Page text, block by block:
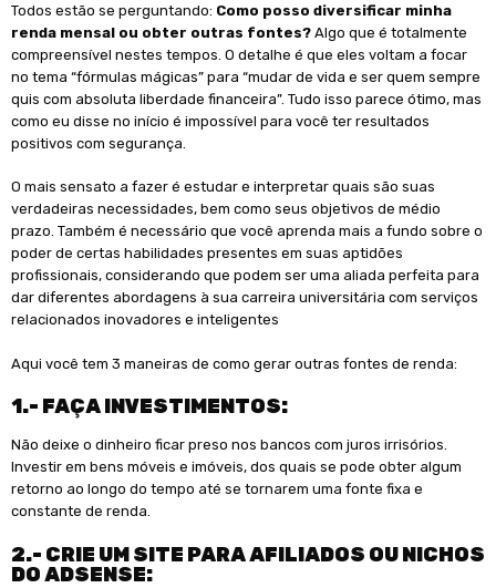
Todos estão se perguntando: Como posso diversificar minha
renda mensal ou obter outras fontes? Algo que é totalmente
compreensível nestes tempos. O detalhe é que eles voltam a focar
no tema “fórmulas mágicas” para “mudar de vida e ser quem sempre
quis com absoluta liberdade financeira”. Tudo isso parece ótimo, mas
como eu disse no início é impossível para você ter resultados
positivos com segurança.
O mais sensato a fazer é estudar e interpretar quais são suas
verdadeiras necessidades, bem como seus objetivos de médio
prazo. Também é necessário que você aprenda mais a fundo sobre o
poder de certas habilidades presentes em suas aptidões
profissionais, considerando que podem ser uma aliada perfeita para
dar diferentes abordagens à sua carreira universitária com serviços
relacionados inovadores e inteligentes
Aqui você tem 3 maneiras de como gerar outras fontes de renda:
1.- FAÇA INVESTIMENTOS:
Não deixe o dinheiro ficar preso nos bancos com juros irrisórios.
Investir em bens móveis e imóveis, dos quais se pode obter algum
retorno ao longo do tempo até se tornarem uma fonte fixa e
constante de renda.
2.- CRIE UM SITE PARA AFILIADOS OU NICHOS
DO ADSENSE: